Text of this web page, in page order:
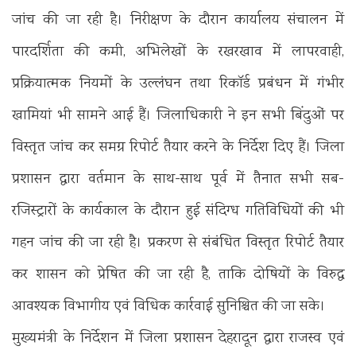
जांच की जा रही है। निरीक्षण के दौरान कार्यालय संचालन में
पारदर्शिता की कमी, अभिलेखों के रखरखाव में लापरवाही,
प्रक्रियात्मक नियमों के उल्लंघन तथा रिकॉर्ड प्रबंधन में गंभीर
खामियां भी सामने आई हैं। जिलाधिकारी ने इन सभी बिंदुओं पर
विस्तृत जांच कर समग्र रिपोर्ट तैयार करने के निर्देश दिए हैं। जिला
प्रशासन द्वारा वर्तमान के साथ-साथ पूर्व में तैनात सभी सब-
रजिस्ट्रारों के कार्यकाल के दौरान हुई संदिग्ध गतिविधियों की भी
गहन जांच की जा रही है। प्रकरण से संबंधित विस्तृत रिपोर्ट तैयार
कर शासन को प्रेषित की जा रही है, ताकि दोषियों के विरुद्ध
आवश्यक विभागीय एवं विधिक कार्रवाई सुनिश्चित की जा सके।
मुख्यमंत्री के निर्देशन में जिला प्रशासन देहरादून द्वारा राजस्व एवं